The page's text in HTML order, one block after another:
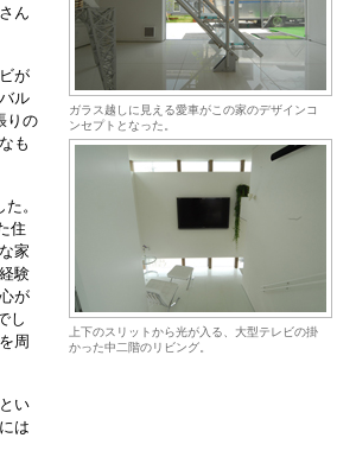
ガラス越しに見える愛車がこの家のデザインコ
ンセプトとなった。
上下のスリットから光が入る、大型テレビの掛
かった中二階のリビング。
ん
が
ル
りの
も
。
住
家
験
が
し
周
い
は